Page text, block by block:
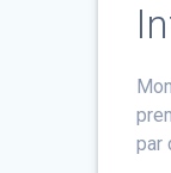
par